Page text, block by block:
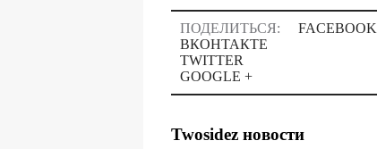
ПОДЕЛИТЬСЯ:
FACEBOOK
ВКОНТАКТЕ
TWITTER
GOOGLE +
Twosidez новости